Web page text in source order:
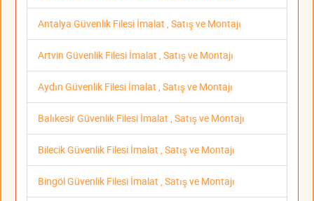
Antalya Güvenlik Filesi İmalat , Satış ve Montajı
Artvin Güvenlik Filesi İmalat , Satış ve Montajı
Aydın Güvenlik Filesi İmalat , Satış ve Montajı
Balıkesir Güvenlik Filesi İmalat , Satış ve Montajı
Bilecik Güvenlik Filesi İmalat , Satış ve Montajı
Bingöl Güvenlik Filesi İmalat , Satış ve Montajı